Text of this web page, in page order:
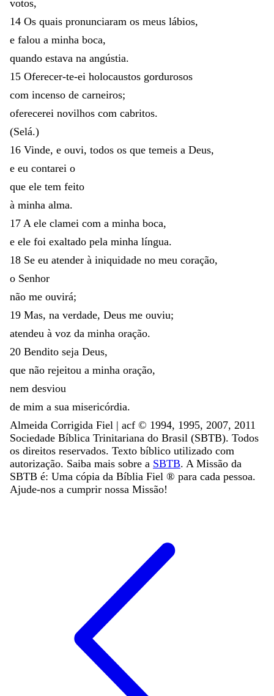
votos,
14 Os quais pronunciaram os meus lábios,
e falou a minha boca,
quando estava na angústia.
15 Oferecer-te-ei holocaustos gordurosos
com incenso de carneiros;
oferecerei novilhos com cabritos.
(Selá.)
16 Vinde, e ouvi, todos os que temeis a Deus,
e eu contarei o
que ele tem feito
à minha alma.
17 A ele clamei com a minha boca,
e ele foi exaltado pela minha língua.
18 Se eu atender à iniquidade no meu coração,
o Senhor
não me ouvirá;
19 Mas, na verdade, Deus me ouviu;
atendeu à voz da minha oração.
20 Bendito seja Deus,
que não rejeitou a minha oração,
nem desviou
de mim a sua misericórdia.
Almeida Corrigida Fiel | acf ©️ 1994, 1995, 2007, 2011
Sociedade Bíblica Trinitariana do Brasil (SBTB). Todos
os direitos reservados. Texto bíblico utilizado com
autorização. Saiba mais sobre a SBTB. A Missão da
SBTB é: Uma cópia da Bíblia Fiel ®️ para cada pessoa.
Ajude-nos a cumprir nossa Missão!